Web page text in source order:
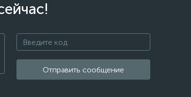
Отправить сообщение